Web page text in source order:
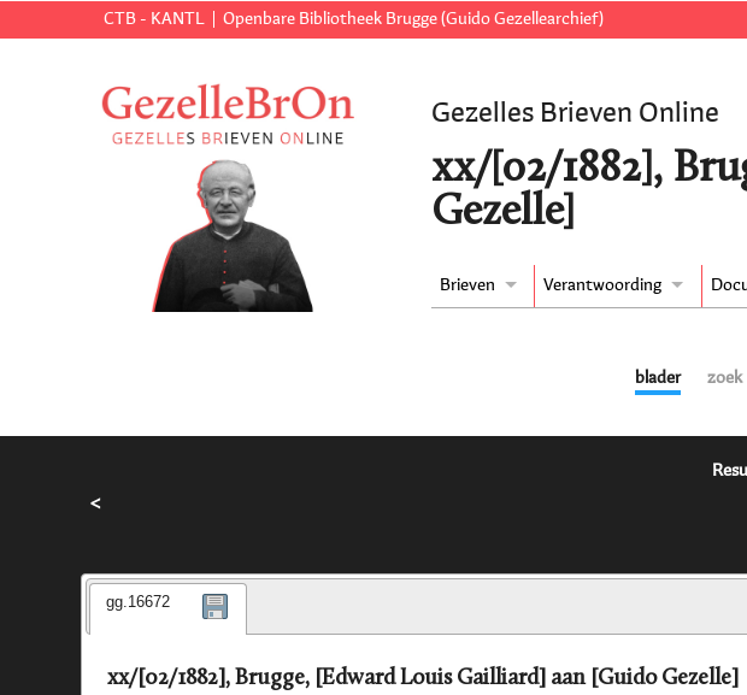
CTB - KANTL Openbare Bibliotheek Brugge (Guido Gezellearchief)
Gezelles Brieven Online
xx/[02/1882],
Gezelle]
Brieven Verantwoording
blader zoek
<
gg.16672
xx/[02/1882], Brugge, [Edward Louis Gailliard] aan [Guido Gezelle]